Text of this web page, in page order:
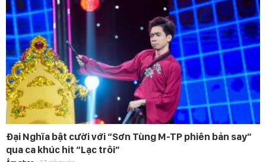
Đại Nghĩa bật cười với “Sơn Tùng M-TP phiên bản say”
qua ca khúc hit “Lạc trôi”